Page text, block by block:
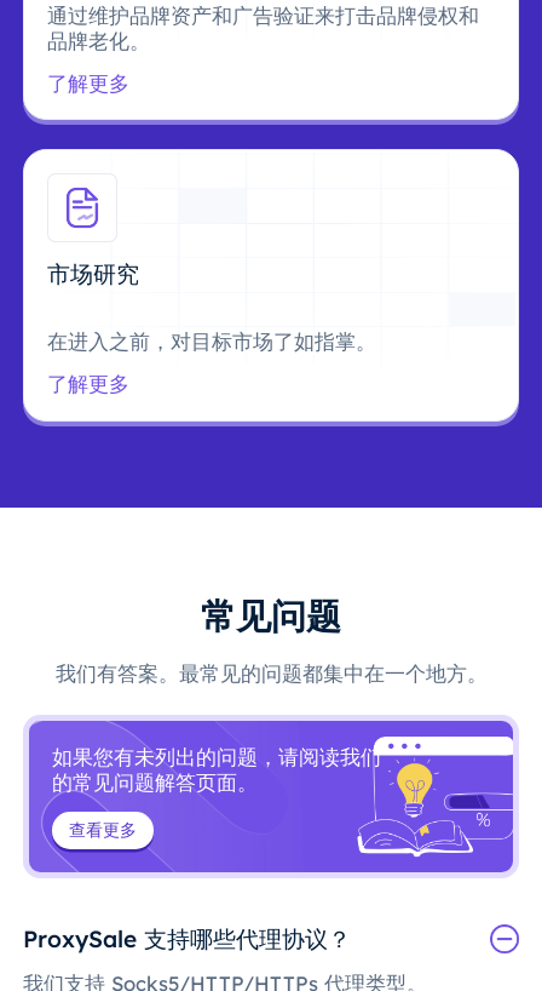
通过维护品牌资产和广告验证来打击品牌侵权和
品牌老化。
了解更多
市场研究
在进入之前，对目标市场了如指掌。
了解更多
常见问题
我们有答案。最常见的问题都集中在一个地方。
如果您有未列出的问题，请阅读我们
的常见问题解答页面。
查看更多
ProxySale 支持哪些代理协议？
我们支持 Socks5/HTTP/HTTPs 代理类型。